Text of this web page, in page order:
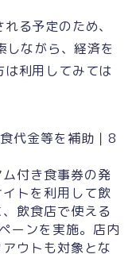
る予定のため、
ながら、経済を
利用してみては
代金等を補助｜8
付き食事券の発
トを利用して飲
飲食店で使える
ーンを実施。店内
ウトも対象とな